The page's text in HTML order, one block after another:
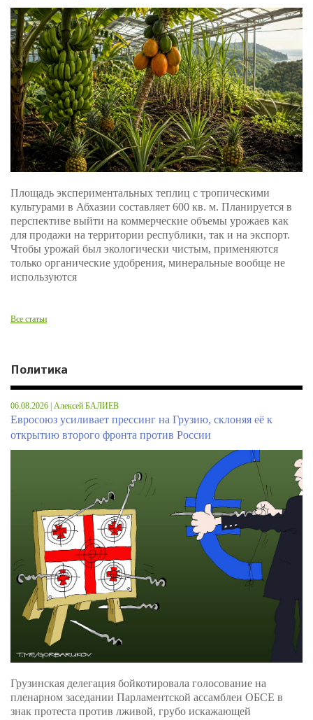
Площадь экспериментальных теплиц с тропическими
культурами в Абхазии составляет 600 кв. м. Планируется в
перспективе выйти на коммерческие объемы урожаев как
для продажи на территории республики, так и на экспорт.
Чтобы урожай был экологически чистым, применяются
только органические удобрения, минеральные вообще не
используются
Все статьи
Политика
06.08.2026 | Алексей БАЛИЕВ
Евросоюз усиливает прессинг на Грузию, склоняя её к
открытию второго фронта против России
Грузинская делегация бойкотировала голосование на
пленарном заседании Парламентской ассамблеи ОБСЕ в
знак протеста против лживой, грубо искажающей